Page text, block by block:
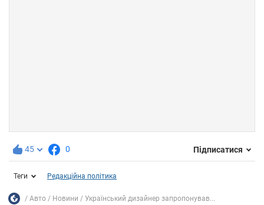
45 0 Підписатися
Теги Редакційна політика
Авто Новини Український дизайнер запропонував...